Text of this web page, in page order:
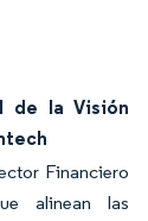
de la Visión
Financiero
alinean las